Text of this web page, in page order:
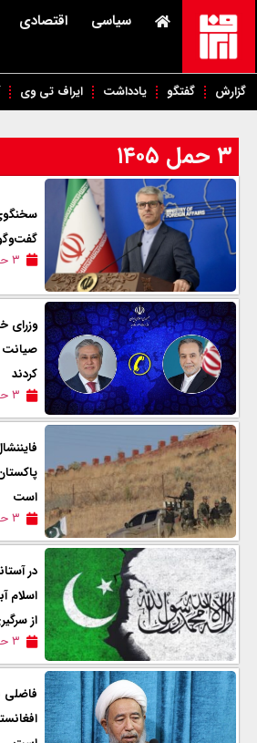
سیاسی اقتصادی
گزارش گفتگو یادداشت ایراف تی وی
۳ حمل ۱۴۰۵
گفت‌وگو
۳ حمل ۱۴۰۵
وزرای
صیانت
کردند
۳ حمل ۱۴۰۵
است
۳ حمل ۱۴۰۵
در
اسلام
از
۳ حمل ۱۴۰۵
فاضلی